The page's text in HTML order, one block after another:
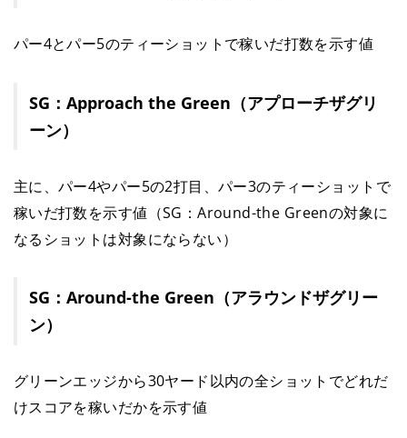
パー4とパー5のティーショットで稼いだ打数を示す値
SG：Approach the Green（アプローチザグリ
ーン）
主に、パー4やパー5の2打目、パー3のティーショットで
稼いだ打数を示す値（SG：Around-the Greenの対象に
なるショットは対象にならない）
SG：Around-the Green（アラウンドザグリー
ン）
グリーンエッジから30ヤード以内の全ショットでどれだ
けスコアを稼いだかを示す値